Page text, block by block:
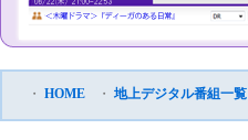
・ HOME ・ 地上デジタル番組一覧